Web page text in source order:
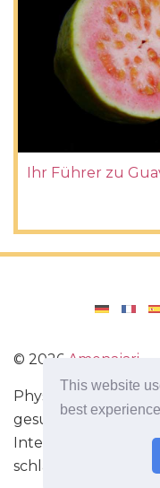
This website
best
Ihr Führer zu
© 2026 Amenajari
Physische
gesunde
Interessante
schlauer und stärker!